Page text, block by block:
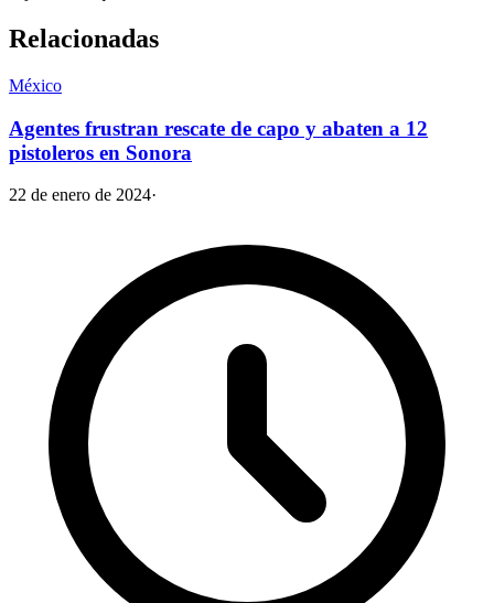
Relacionadas
México
Agentes frustran rescate de capo y abaten a 12
pistoleros en Sonora
22 de enero de 2024·